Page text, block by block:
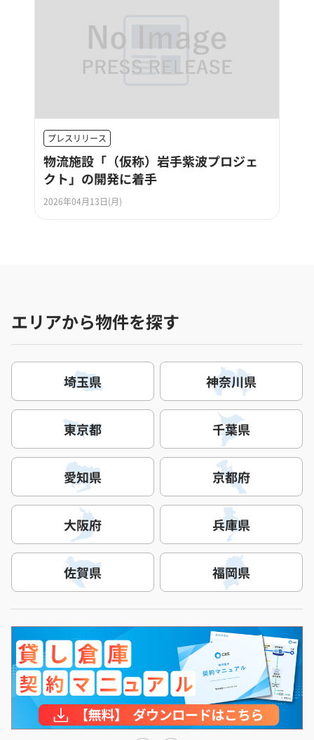
プレスリリース
物流施設「（仮称）岩手紫波プロジェ
クト」の開発に着手
2026年04月13日(月)
エリアから物件を探す
埼玉県 神奈川県
東京都 千葉県
愛知県 京都府
大阪府 兵庫県
佐賀県 福岡県